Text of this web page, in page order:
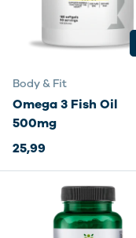
Body & Fit
Omega 3 Fish Oil
500mg
25,99